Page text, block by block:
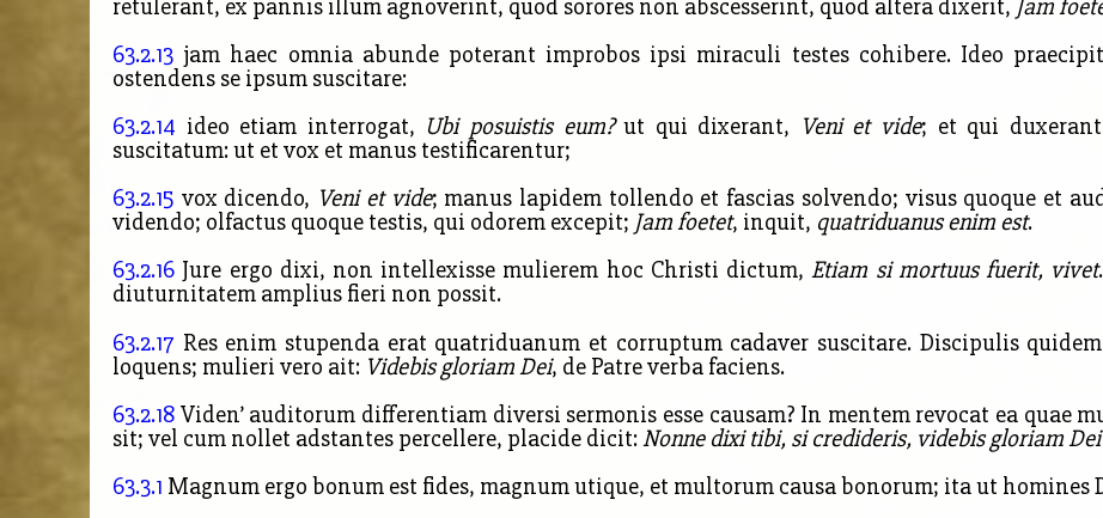
retulerant, ex pannis illum agnoverint, quod sorores non abscesserint, quod altera dixerit, Jam
63.2.13 jam haec omnia abunde poterant improbos ipsi miraculi testes cohibere. Ideo
ostendens se ipsum suscitare:
63.2.14 ideo etiam interrogat, Ubi posuistis eum?ut qui dixerant, Veni et vide; et qui
suscitatum: ut et vox et manus testificarentur;
63.2.15 vox dicendo, Veni et vide; manus lapidem tollendo et fascias solvendo; visus quoque et
videndo; olfactus quoque testis, qui odorem excepit; Jam foetet, inquit, quatriduanus enim est.
63.2.16 Jure ergo dixi, non intellexisse mulierem hoc Christi dictum,Etiam si mortuus fuerit, vivet
diuturnitatem amplius fieri non possit.
63.2.17 Res enim stupenda erat quatriduanum et corruptum cadaver suscitare. Discipulis
loquens; mulieri vero ait: Videbis gloriam Dei, de Patre verba faciens.
63.2.18 Viden’ auditorum differentiam diversi sermonis esse causam? In mentem revocat ea quae
sit; vel cum nollet adstantes percellere, placide dicit:Nonne dixi tibi, si credideris, videbis gloriam
63.3.1 Magnum ergo bonum est fides, magnum utique, et multorum causa bonorum; ita ut homines